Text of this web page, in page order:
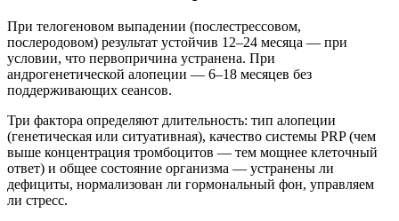
При телогеновом выпадении (послестрессовом,
послеродовом) результат устойчив 12–24 месяца — при
условии, что первопричина устранена. При
андрогенетической алопеции — 6–18 месяцев без
поддерживающих сеансов.
Три фактора определяют длительность: тип алопеции
(генетическая или ситуативная), качество системы PRP (чем
выше концентрация тромбоцитов — тем мощнее клеточный
ответ) и общее состояние организма — устранены ли
дефициты, нормализован ли гормональный фон, управляем
ли стресс.